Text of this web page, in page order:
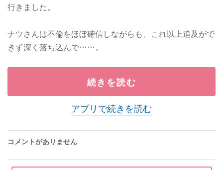
行きました。
ナツさんは不倫をほぼ確信しながらも、これ以上追及がで
きず深く落ち込んで……。
続きを読む
アプリで続きを読む
コメントがありません